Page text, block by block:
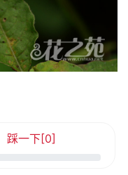
踩一下[0]